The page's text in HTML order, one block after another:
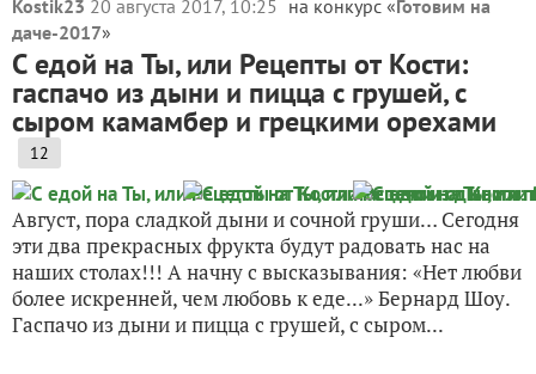
Kostik23 20 августа 2017, 10:25 на конкурс «Готовим на
даче-2017»
С едой на Ты, или Рецепты от Кости:
гаспачо из дыни и пицца с грушей, с
сыром камамбер и грецкими орехами
12
Август, пора сладкой дыни и сочной груши… Сегодня
эти два прекрасных фрукта будут радовать нас на
наших столах!!! А начну с высказывания: «Нет любви
более искренней, чем любовь к еде...» Бернард Шоу.
Гаспачо из дыни и пицца с грушей, с сыром...